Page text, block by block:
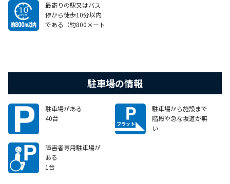
最寄りの駅又はバス
停から徒歩10分以内
である（約800メート
駐車場の情報
駐車場がある
40台
駐車場から施設まで
階段や急な坂道が無
い
障害者専用駐車場が
ある
1台